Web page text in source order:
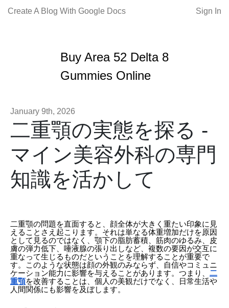
Create A Blog With Google Docs Sign In
Buy Area 52 Delta 8
Gummies Online
January 9th, 2026
二重顎の実態を探る -
マイン美容外科の専門
知識を活かして
二重顎の問題を直面すると、顔全体が大きく重たい印象に見
えることさえ起こります。それは単なる体重増加だけを原因
として見るのではなく、顎下の脂肪蓄積、筋肉のゆるみ、皮
膚の弾力低下、唾液腺の張り出しなど、複数の要因が交互に
重なって生じるものだということを理解することが重要で
す。このような状態は顔の外観のみならず、自信やコミュニ
ケーション能力に影響を与えることがあります。つまり、 二
重顎を改善することは、個人の美観だけでなく、日常生活や
人間関係にも影響を及ぼします。